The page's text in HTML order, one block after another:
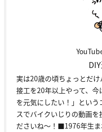
実は20歳の頃ちょっとだ
接工を20年以上やって、今
を元気にしたい！」とい
スでバイクいじりの動画を
ださいね～！■1976年生